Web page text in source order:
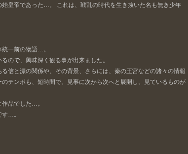
皇帝であった…。 これは、戦乱の時代を生き抜いた名も無き少年
一前の物語…。
ので、興味深く観る事が出来ました。
信と漂の関係や、その背景、さらには、秦の王宮などの諸々の情報
テンポも、短時間で、見事に次から次へと展開し、見ているものが
品でした…。
…。